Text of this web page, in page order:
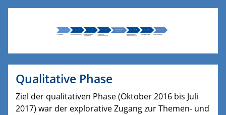
Qualitative Phase
Ziel der qualitativen Phase (Oktober 2016 bis Juli
2017) war der explorative Zugang zur Themen- und